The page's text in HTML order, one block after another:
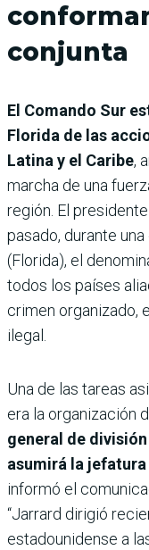
conjunta
El Comando Sur
Florida de las
Latina y el Caribe,
marcha de una
región. El
pasado, durante
(Florida), el
todos los países
crimen organizado,
ilegal.
Una de las tareas
era la organización
general de
asumirá la jefatura
informó el
“Jarrard dirigió
estadounidense a